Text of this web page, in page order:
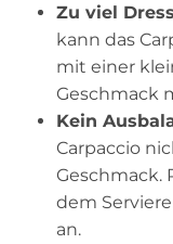
Zu viel
kann das
mit einer
Geschmack
Kein
Carpaccio
Geschmack.
dem
an.